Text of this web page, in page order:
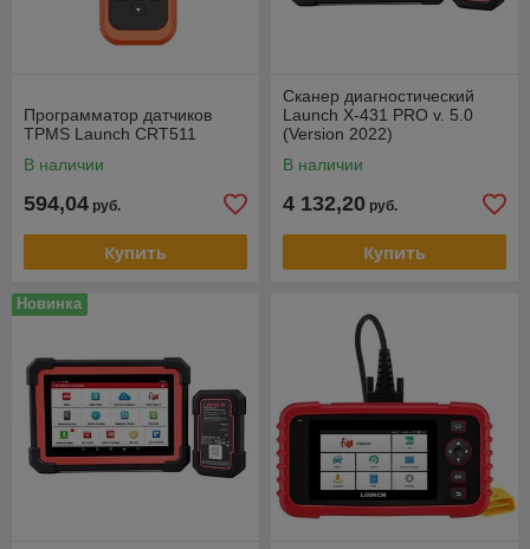
Программатор датчиков
TPMS Launch CRT511
В наличии
594,04 руб.
Купить
Сканер диагностический
Launch X-431 PRO v. 5.0
(Version 2022)
В наличии
4 132,20 руб.
Купить
Новинка